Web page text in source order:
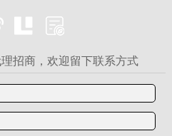
招商，欢迎留下联系方式